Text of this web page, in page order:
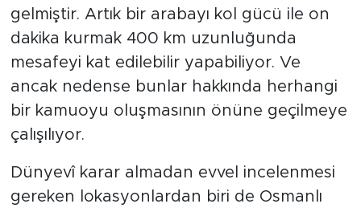
gelmiştir. Artık bir arabayı kol gücü ile on
dakika kurmak 400 km uzunluğunda
mesafeyi kat edilebilir yapabiliyor. Ve
ancak nedense bunlar hakkında herhangi
bir kamuoyu oluşmasının önüne geçilmeye
çalışılıyor.
Dünyevî karar almadan evvel incelenmesi
gereken lokasyonlardan biri de Osmanlı